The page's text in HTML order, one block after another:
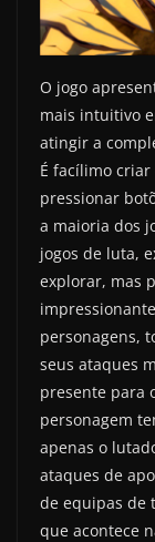
O jogo
mais intuitivo
atingir a
É facílimo
pressionar
a maioria dos
jogos de luta,
explorar, mas
personagens,
seus ataques
presente para
personagem
apenas o
ataques de
de equipas de
que acontece